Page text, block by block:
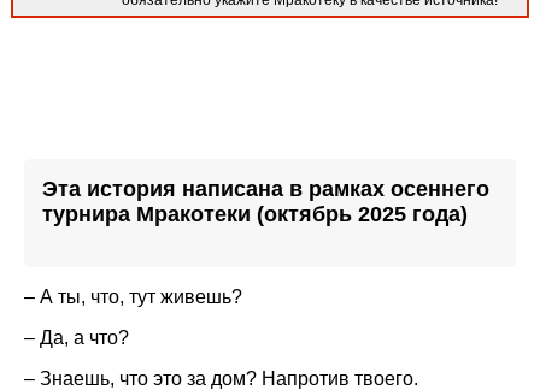
Эта история написана в рамках осеннего
турнира Мракотеки (октябрь 2025 года)
– А ты, что, тут живешь?
– Да, а что?
– Знаешь, что это за дом? Напротив твоего.